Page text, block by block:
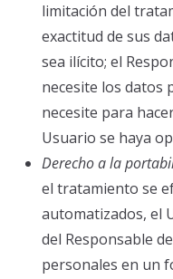
limitación del
exactitud de sus
sea ilícito; el
necesite los datos
necesite para
Usuario se haya
Derecho a la
el tratamiento se
automatizados, el
del Responsable
personales en un